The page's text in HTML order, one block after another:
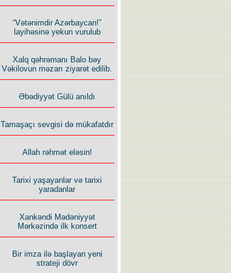
“Vətənimdir Azərbaycan!”
layihəsinə yekun vurulub
Xalq qəhrəmanı Balo bəy
Vəkilovun məzarı ziyarət edilib.
Əbədiyyət Gülü anıldı
Tamaşaçı sevgisi də mükafatdır
Allah rəhmət eləsin!
Tarixi yaşayanlar və tarixi
yaradanlar
Xankəndi Mədəniyyət
Mərkəzində ilk konsert
Bir imza ilə başlayan yeni
strateji dövr